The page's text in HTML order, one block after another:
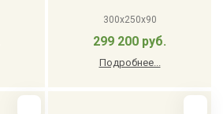
300x250x90
299 200 руб.
Подробнее...